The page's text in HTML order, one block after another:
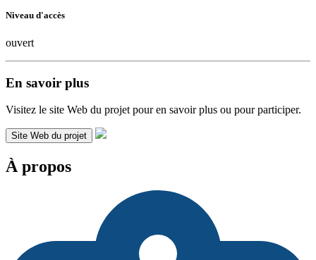
Niveau d'accès
ouvert
En savoir plus
Visitez le site Web du projet pour en savoir plus ou pour participer.
Site Web du projet
À propos